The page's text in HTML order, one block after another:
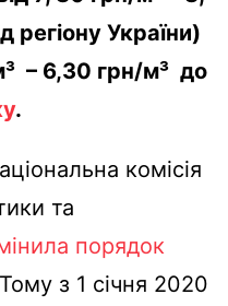
регіону України)
– 6,30 грн/м³ до
.
комісія
та
порядок
з 1 січня 2020